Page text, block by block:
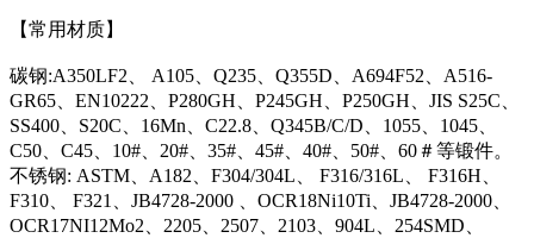
【常用材质】
碳钢:A350LF2、 A105、Q235、Q355D、A694F52、A516-
GR65、EN10222、P280GH、P245GH、P250GH、JIS S25C、
SS400、S20C、16Mn、C22.8、Q345B/C/D、1055、1045、
C50、C45、10#、20#、35#、45#、40#、50#、60＃等锻件。
不锈钢: ASTM、A182、F304/304L、 F316/316L、 F316H、
F310、 F321、JB4728-2000 、OCR18Ni10Ti、JB4728-2000、
OCR17NI12Mo2、2205、2507、2103、904L、254SMD、